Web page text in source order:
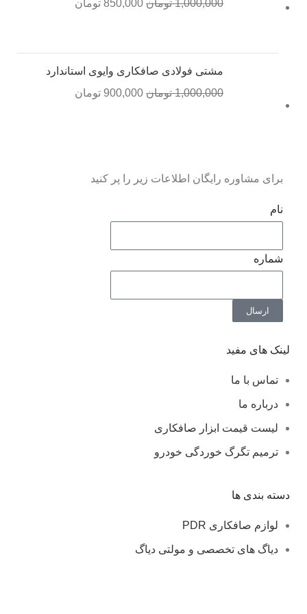
1,000,000 تومان 850,000 تومان
مشتی فولادی صافکاری وایوی استاندارد
1,000,000 تومان 900,000 تومان
برای مشاوره رایگان اطلاعات زیر را پر کنید
نام
شماره
ارسال
لینک های مفید
تماس با ما
درباره ما
لیست قیمت ابزار صافکاری
ترمیم تگرگ خوردگی خودرو
دسته بندی ها
لوازم صافکاری PDR
دیاگ های تخصصی و مولتی دیاگ